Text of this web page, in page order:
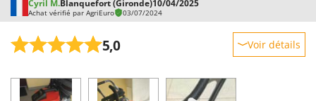
Cyril M.Blanquefort (Gironde)10/04/2025
Achat vérifié par AgriEuro 03/07/2024
5,0 Voir détails
Prestations